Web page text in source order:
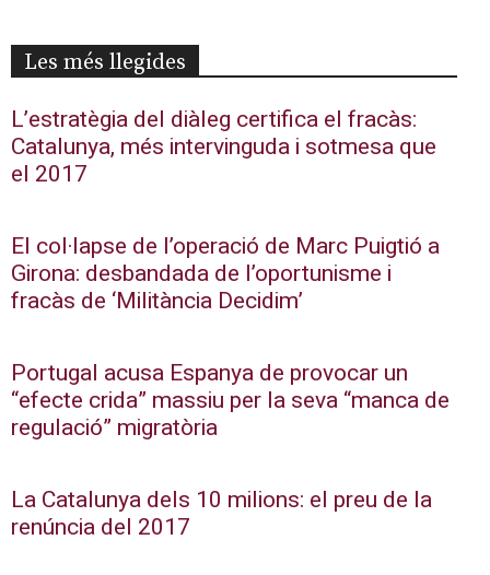
Les més llegides
L’estratègia del diàleg certifica el fracàs:
Catalunya, més intervinguda i sotmesa que
el 2017
El col·lapse de l’operació de Marc Puigtió a
Girona: desbandada de l’oportunisme i
fracàs de ‘Militància Decidim’
Portugal acusa Espanya de provocar un
“efecte crida” massiu per la seva “manca de
regulació” migratòria
La Catalunya dels 10 milions: el preu de la
renúncia del 2017